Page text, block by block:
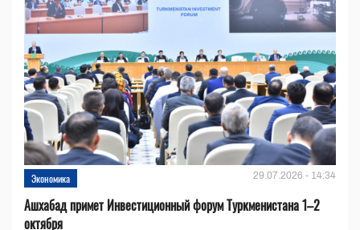
Экономика 29.07.2026 - 14:34
Ашхабад примет Инвестиционный форум Туркменистана 1–2
октября